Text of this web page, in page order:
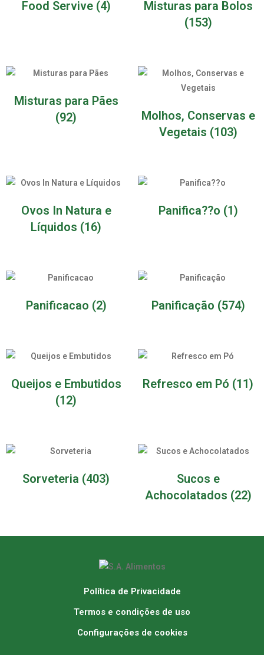
Food Servive (4)
Misturas para Bolos
(153)
Misturas para Pães
(92)
Molhos, Conservas e
Vegetais (103)
Ovos In Natura e
Líquidos (16)
Panifica??o (1)
Panificacao (2) Panificação (574)
Queijos e Embutidos
(12)
Refresco em Pó (11)
Sorveteria (403)
Sucos e
Achocolatados (22)
Política de Privacidade
Termos e condições de uso
Configurações de cookies